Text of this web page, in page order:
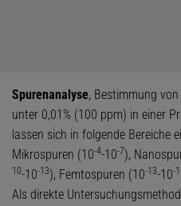
Spurenanalyse, Bestimmung
unter 0,01% (100 ppm) in einer
lassen sich in folgende Bereiche
Mikrospuren (10-4-10-7),
10-10-13), Femtospuren (10-13-10-
Als direkte